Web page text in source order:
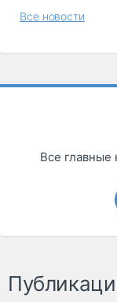
Все новости
Все главные